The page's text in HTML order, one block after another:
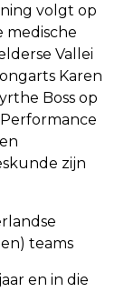
volgt op
medische
Vallei
Karen
Boss op
zijn
teams
en in die